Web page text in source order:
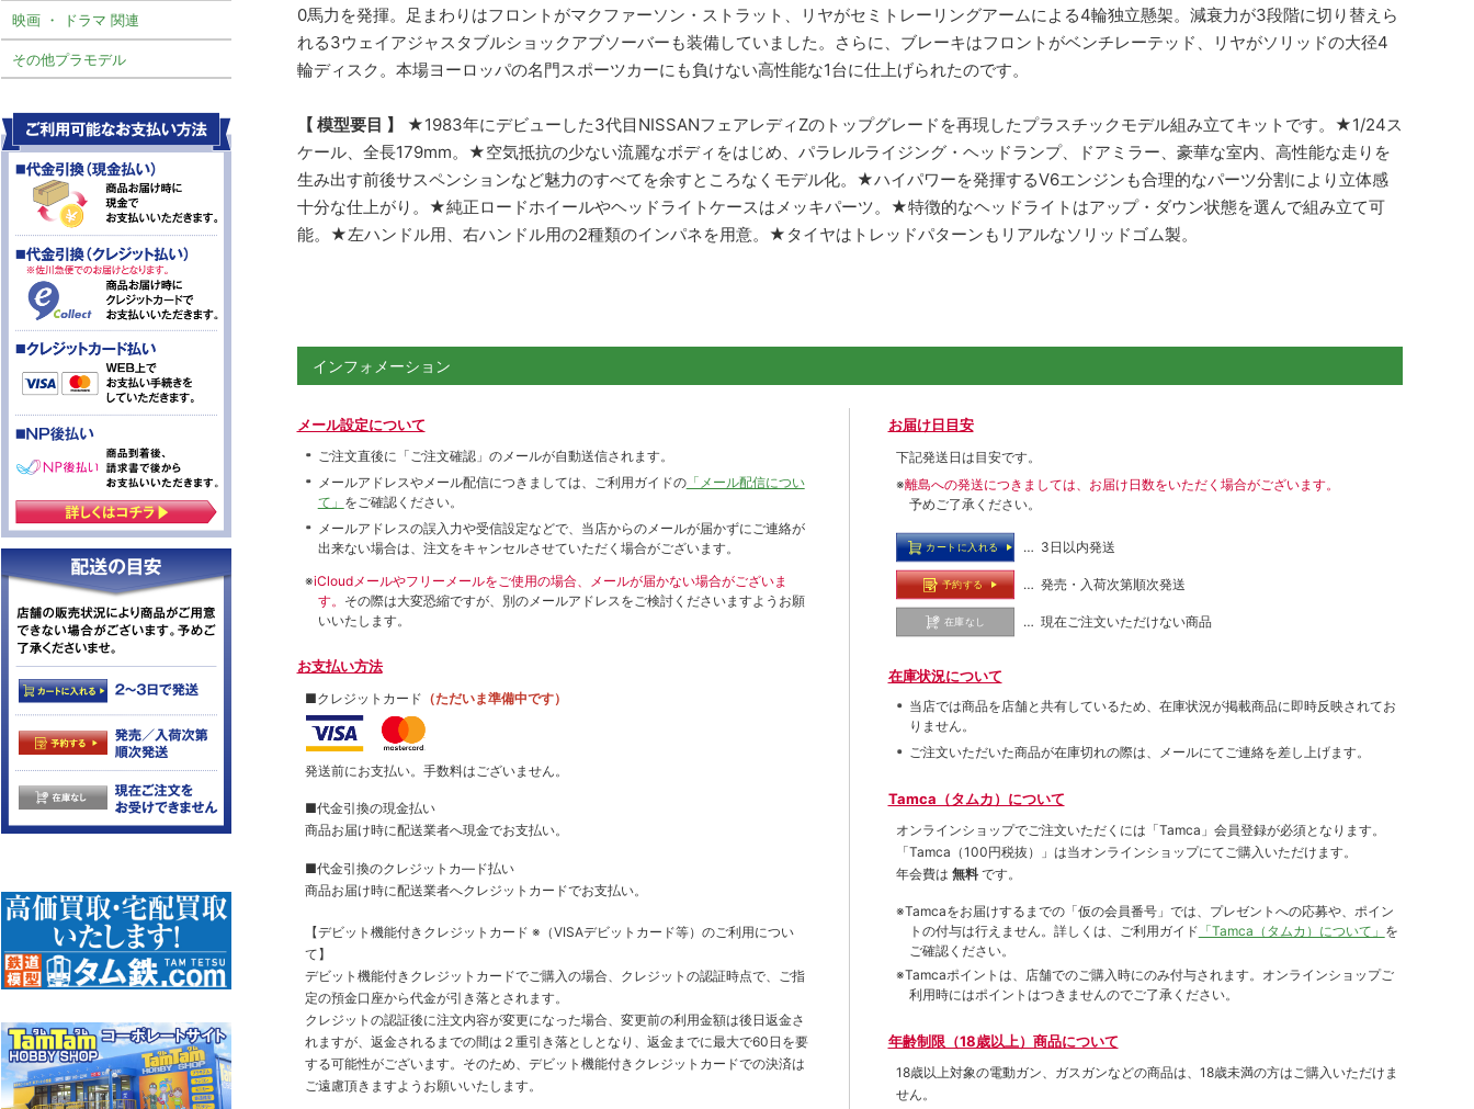
0馬力を発揮。足まわりはフロントがマクファーソン・ストラット、リヤがセミトレーリングアームによる4輪独立懸架。減衰力が3段階に切り替えら
れる3ウェイアジャスタブルショックアブソーバーも装備していました。さらに、ブレーキはフロントがベンチレーテッド、リヤがソリッドの大径4
輪ディスク。本場ヨーロッパの名門スポーツカーにも負けない高性能な1台に仕上げられたのです。
【 模型要目 】
★1983年にデビューした3代目NISSANフェアレディZのトップグレードを再現したプラスチックモデル組み立てキットです。★1/24ス
ケール、全長179mm。★空気抵抗の少ない流麗なボディをはじめ、パラレルライジング・ヘッドランプ、ドアミラー、豪華な室内、高性能な走りを
生み出す前後サスペンションなど魅力のすべてを余すところなくモデル化。★ハイパワーを発揮するV6エンジンも合理的なパーツ分割により立体感
十分な仕上がり。★純正ロードホイールやヘッドライトケースはメッキパーツ。★特徴的なヘッドライトはアップ・ダウン状態を選んで組み立て可
能。★左ハンドル用、右ハンドル用の2種類のインパネを用意。★タイヤはトレッドパターンもリアルなソリッドゴム製。
インフォメーション
メール設定について
ご注文直後に「ご注文確認」のメールが自動送信されます。
メールアドレスやメール配信につきましては、ご利用ガイドの「メール配信につい
て」 をご確認ください。
メールアドレスの誤入力や受信設定などで、当店からのメールが届かずにご連絡が
出来ない場合は、注文をキャンセルさせていただく場合がございます。
※iCloudメールやフリーメールをご使用の場合、メールが届かない場合がございま
す。 その際は大変恐縮ですが、別のメールアドレスをご検討くださいますようお願
いいたします。
お支払い方法
■クレジットカード （ただいま準備中です）
発送前にお支払い。手数料はございません。
■代金引換の現金払い
商品お届け時に配送業者へ現金でお支払い。
■代金引換のクレジットカ―ド払い
商品お届け時に配送業者へクレジットカードでお支払い。
【デビット機能付きクレジットカード ※（VISAデビットカード等） のご利用につい
て】
デビット機能付きクレジットカードでご購入の場合、クレジットの認証時点で、ご指
定の預金口座から代金が引き落とされます。
クレジットの認証後に注文内容が変更になった場合、変更前の利用金額は後日返金さ
れますが、返金されるまでの間は２重引き落としとなり、返金までに最大で60日を要
する可能性がございます。そのため、デビット機能付きクレジットカードでの決済は
ご遠慮頂きますようお願いいたします。
お届け日目安
下記発送日は目安です。
※離島への発送につきましては、お届け日数をいただく場合がございます。
予めご了承ください。
カートに入れる … 3日以内発送
予約する … 発売・入荷次第順次発送
在庫なし … 現在ご注文いただけない商品
在庫状況について
当店では商品を店舗と共有しているため、在庫状況が掲載商品に即時反映されてお
りません。
ご注文いただいた商品が在庫切れの際は、メールにてご連絡を差し上げます。
Tamca（タムカ）について
オンラインショップでご注⽂いただくには「Tamca」会員登録が必須となります。
「Tamca （100円税抜）
」は当オンラインショップにてご購⼊いただけます。
年会費は 無料 です。
※Tamcaをお届けするまでの「仮の会員番号」では、プレゼントへの応募や、ポイン
トの付与は⾏えません。詳しくは、ご利⽤ガイド 「Tamca（タムカ）について」 を
ご確認ください。
※Tamcaポイントは、店舗でのご購⼊時にのみ付与されます。オンラインショップご
利用時にはポイントはつきませんのでご了承ください。
年齢制限（18歳以上）商品について
18歳以上対象の電動ガン、ガスガンなどの商品は、18歳未満の方はご購入いただけま
せん。
映画 ・ ドラマ 関連
その他プラモデル